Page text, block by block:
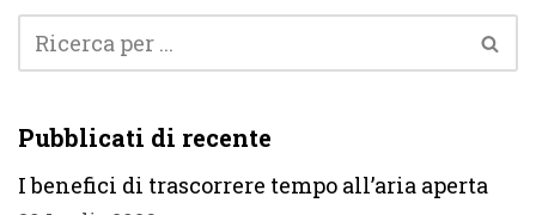
Pubblicati di recente
I benefici di trascorrere tempo all’aria aperta